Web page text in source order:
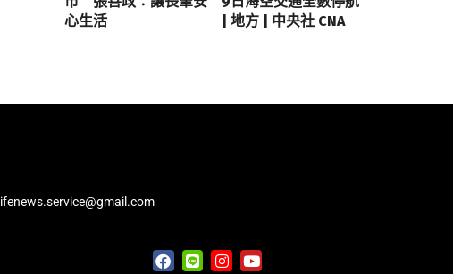
心生活
| 地方 | 中央社 CNA
lifenews.service@gmail.com